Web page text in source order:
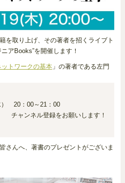
を取り上げ、その著者を招くライブト
アBooks”を開催します！
トワークの基本」の著者である左門
） 20：00～21：00
ャンネル登録をお願いします！
さんへ、著書のプレゼントがございま